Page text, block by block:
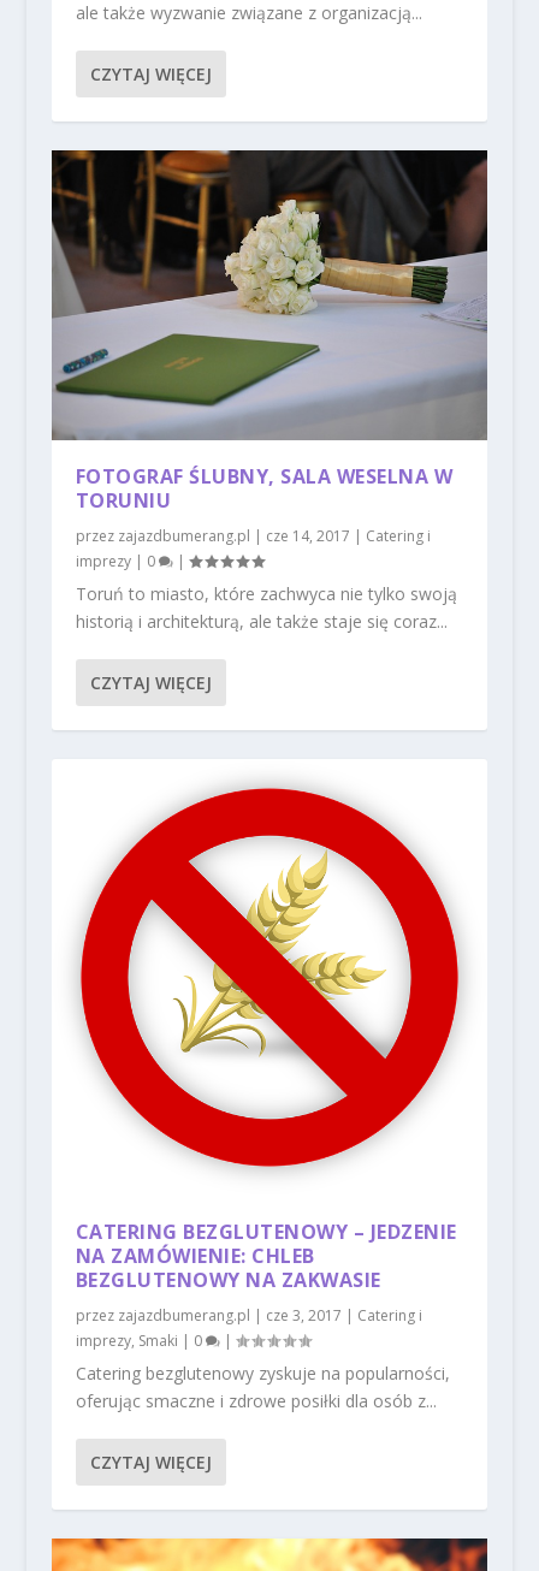
ale także wyzwanie związane z organizacją...
CZYTAJ WIĘCEJ
FOTOGRAF ŚLUBNY, SALA WESELNA W
TORUNIU
przez zajazdbumerang.pl | cze 14, 2017 | Catering i
imprezy| 0 |
Toruń to miasto, które zachwyca nie tylko swoją
historią i architekturą, ale także staje się coraz...
CZYTAJ WIĘCEJ
CATERING BEZGLUTENOWY – JEDZENIE
NA ZAMÓWIENIE: CHLEB
BEZGLUTENOWY NA ZAKWASIE
przez zajazdbumerang.pl | cze 3, 2017 | Catering i
imprezy, Smaki | 0 |
Catering bezglutenowy zyskuje na popularności,
oferując smaczne i zdrowe posiłki dla osób z...
CZYTAJ WIĘCEJ